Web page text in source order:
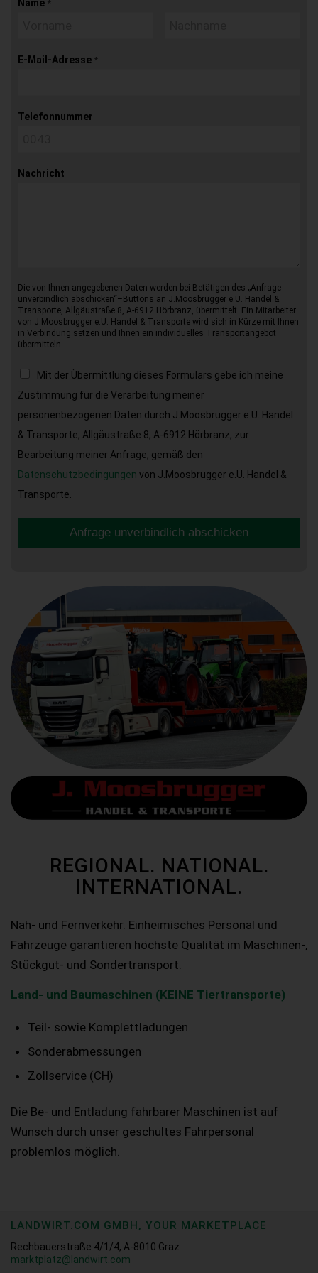
Name *
E-Mail-Adresse *
Telefonnummer
Nachricht
Die von Ihnen angegebenen Daten werden bei Betätigen des „Anfrage
unverbindlich abschicken“–Buttons an J.Moosbrugger e.U. Handel &
Transporte, Allgäustraße 8, A-6912 Hörbranz, übermittelt. Ein Mitarbeiter
von J.Moosbrugger e.U. Handel & Transporte wird sich in Kürze mit Ihnen
in Verbindung setzen und Ihnen ein individuelles Transportangebot
übermitteln.
Mit der Übermittlung dieses Formulars gebe ich meine
Zustimmung für die Verarbeitung meiner
personenbezogenen Daten durch J.Moosbrugger e.U. Handel
& Transporte, Allgäustraße 8, A-6912 Hörbranz, zur
Bearbeitung meiner Anfrage, gemäß den
Datenschutzbedingungen von J.Moosbrugger e.U. Handel &
Transporte.
Anfrage unverbindlich abschicken
REGIONAL. NATIONAL.
INTERNATIONAL.
Nah- und Fernverkehr. Einheimisches Personal und
Fahrzeuge garantieren höchste Qualität im Maschinen-,
Stückgut- und Sondertransport.
Land- und Baumaschinen (KEINE Tiertransporte)
Teil- sowie Komplettladungen
Sonderabmessungen
Zollservice (CH)
Die Be- und Entladung fahrbarer Maschinen ist auf
Wunsch durch unser geschultes Fahrpersonal
problemlos möglich.
LANDWIRT.COM GMBH, YOUR MARKETPLACE
Rechbauerstraße 4/1/4, A-8010 Graz
marktplatz@landwirt.com